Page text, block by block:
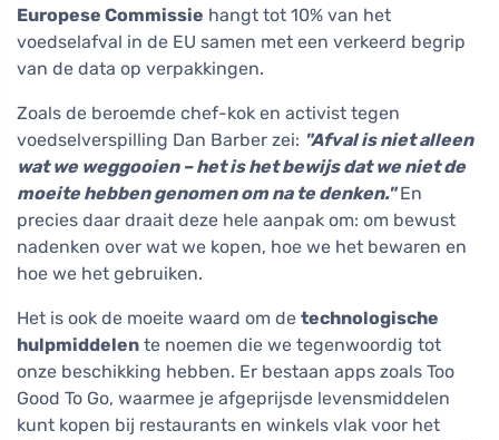
Europese Commissie hangt tot 10% van het
voedselafval in de EU samen met een verkeerd begrip
van de data op verpakkingen.
Zoals de beroemde chef-kok en activist tegen
voedselverspilling Dan Barber zei: "Afval is niet alleen
wat we weggooien – het is het bewijs dat we niet de
moeite hebben genomen om na te denken."En
precies daar draait deze hele aanpak om: om bewust
nadenken over wat we kopen, hoe we het bewaren en
hoe we het gebruiken.
Het is ook de moeite waard om de technologische
hulpmiddelen te noemen die we tegenwoordig tot
onze beschikking hebben. Er bestaan apps zoals Too
Good To Go, waarmee je afgeprijsde levensmiddelen
kunt kopen bij restaurants en winkels vlak voor het